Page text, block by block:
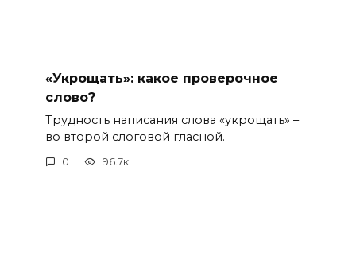
«Укрощать»: какое проверочное
слово?
Трудность написания слова «укрощать» –
во второй слоговой гласной.
0 96.7к.